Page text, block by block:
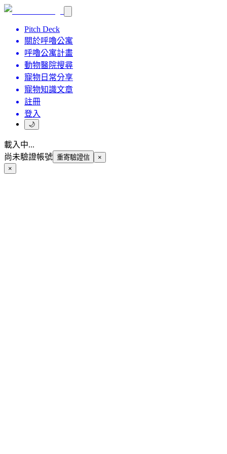
Pitch Deck
關於呼嚕公寓
呼嚕公寓計畫
動物醫院搜尋
寵物日常分享
寵物知識文章
註冊
登入
🌙
載入中...
尚未驗證帳號 重寄驗證信
×
×